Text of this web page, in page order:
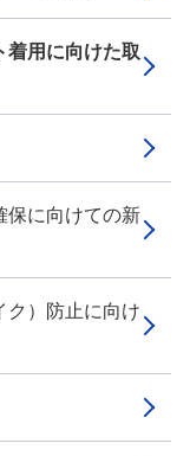
着用に向けた取
保に向けての新
ク）防止に向け